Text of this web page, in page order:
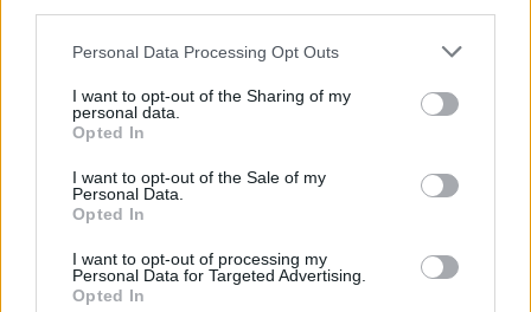
Personal Data Processing Opt Outs
I want to opt-out of the Sharing of my
personal data.
Opted In
I want to opt-out of the Sale of my
Personal Data.
Opted In
I want to opt-out of processing my
Personal Data for Targeted Advertising.
Opted In
felvételi 2021
felvételi
minimumponthatár 2021
felsőoktatási szakképzés
felsőoktatási szakképzés pontszámítás